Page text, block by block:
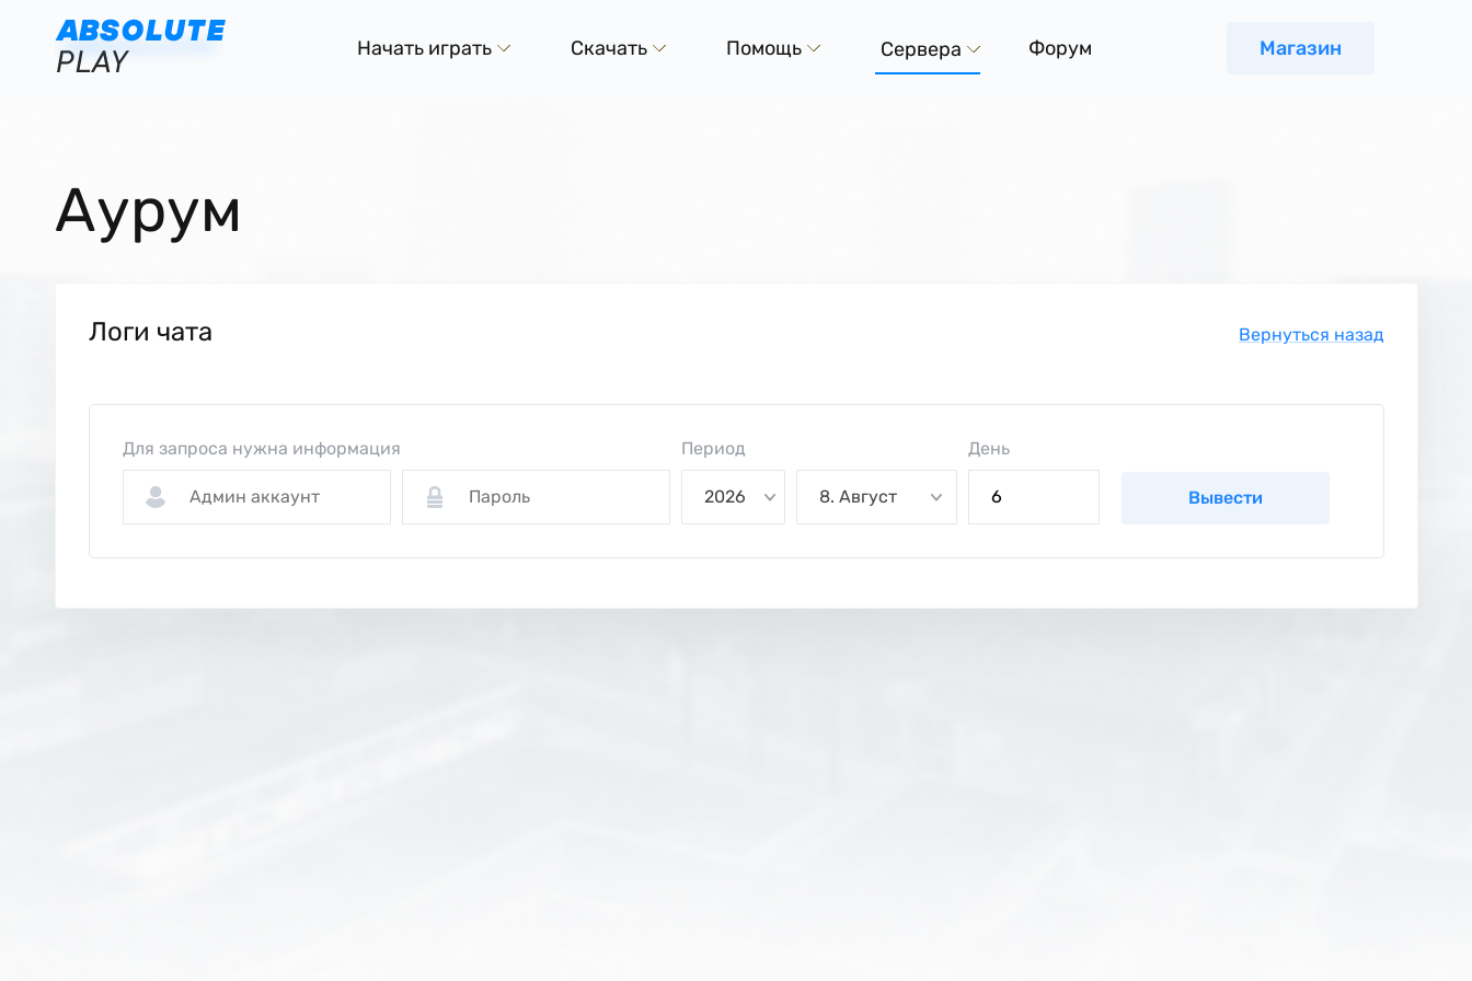
Начать играть Скачать Помощь Сервера Форум Магазин
Аурум
Логи чата Вернуться назад
Для запроса нужна информация Период День